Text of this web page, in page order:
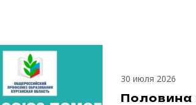
30 июля 2026
Половина